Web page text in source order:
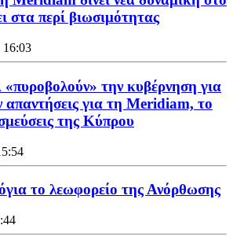
στα περί βιωσιμότητας
16:03
την κυβέρνηση για
για τη Meridiam, το
της Κύπρου
το λεωφορείο της Ανόρθωσης